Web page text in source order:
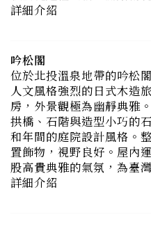
人文風格強烈的日式木造
房，外景觀極為幽靜典雅
拱橋、石階與造型小巧的
和年間的庭院設計風格。
置飾物，視野良好。屋內
股高貴典雅的氣氛，為臺
詳細介紹